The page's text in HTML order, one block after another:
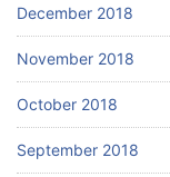
December 2018
November 2018
October 2018
September 2018